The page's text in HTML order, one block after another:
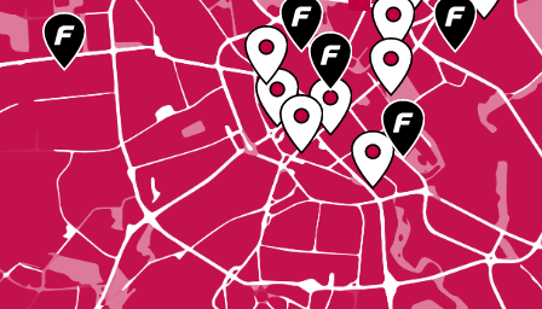
На Relax.by мы собрали полный список мест, где можно посмотреть
трансляцию Чемпионата мира по футболу 2026 с адресами на карте.
Бары с трансляцией — это тематические спортбары, где можно посидеть с
друзьями, а сама атмосфера пропитана духом соперничества и дружбы
одновременно. Также многие бары Минска будут транслировать ЧМ, и
лучший способ узнать, куда сходить посмотреть трансляцию футбольных
матчей 2026 — увидеть все заведения на карте.
Открытые пространства и фудкорты — это летние площадки Минска под
открытым небом, где трансляции будут вестись на большом экране, а
посетители смогут не только поболеть за любимую футбольную команду,
но и выбрать закуски из множества фуд-траков и торговых точек.
Стадионы в качестве мест для онлайн-трансляции стали популярным
форматом в последние годы. Где еще можно почувствовать себя
болельщиком, как не сидя в ряду над настоящим футбольным полем.
Где посмотреть ЧМ по футболу 2026 в Минске?
болельщики из разных городов стараются увидеть игру любимой
команды. Посмотреть ЧМ 2026 по футболу в Минске можно,
забронировав столик в спорт-баре с онлайн-трансляцией, а также
посетив множество локаций под открытым небом.